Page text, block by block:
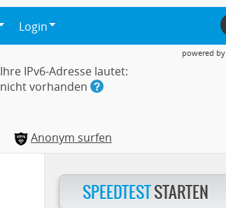
Login
powered by
Ihre IPv6-Adresse lautet:
nicht vorhanden
Anonym surfen
SPEEDTESTSTARTEN